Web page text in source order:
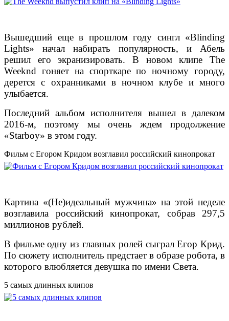
Вышедший еще в прошлом году сингл «Blinding
Lights» начал набирать популярность, и Абель
решил его экранизировать. В новом клипе The
Weeknd гоняет на спорткаре по ночному городу,
дерется с охранниками в ночном клубе и много
улыбается.
Последний альбом исполнителя вышел в далеком
2016-м, поэтому мы очень ждем продолжение
«Starboy» в этом году.
Фильм с Егором Кридом возглавил российский кинопрокат
Картина «(Не)идеальный мужчина» на этой неделе
возглавила российский кинопрокат, собрав 297,5
миллионов рублей.
В фильме одну из главных ролей сыграл Егор Крид.
По сюжету исполнитель предстает в образе робота, в
которого влюбляется девушка по имени Света.
5 самых длинных клипов